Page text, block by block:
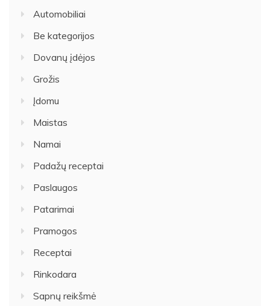
Automobiliai
Be kategorijos
Dovanų įdėjos
Grožis
Įdomu
Maistas
Namai
Padažų receptai
Paslaugos
Patarimai
Pramogos
Receptai
Rinkodara
Sapnų reikšmė